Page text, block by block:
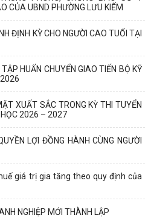
CỦA UBND PHƯỜNG LƯU KIẾM
ĐỊNH KỲ CHO NGƯỜI CAO TUỔI TẠI
HUẤN CHUYỂN GIAO TIẾN BỘ KỸ
XUẤT SẮC TRONG KỲ THI TUYỂN
2026 – 2027
LỢI ĐỒNG HÀNH CÙNG NGƯỜI
giá trị gia tăng theo quy định của
NGHIỆP MỚI THÀNH LẬP